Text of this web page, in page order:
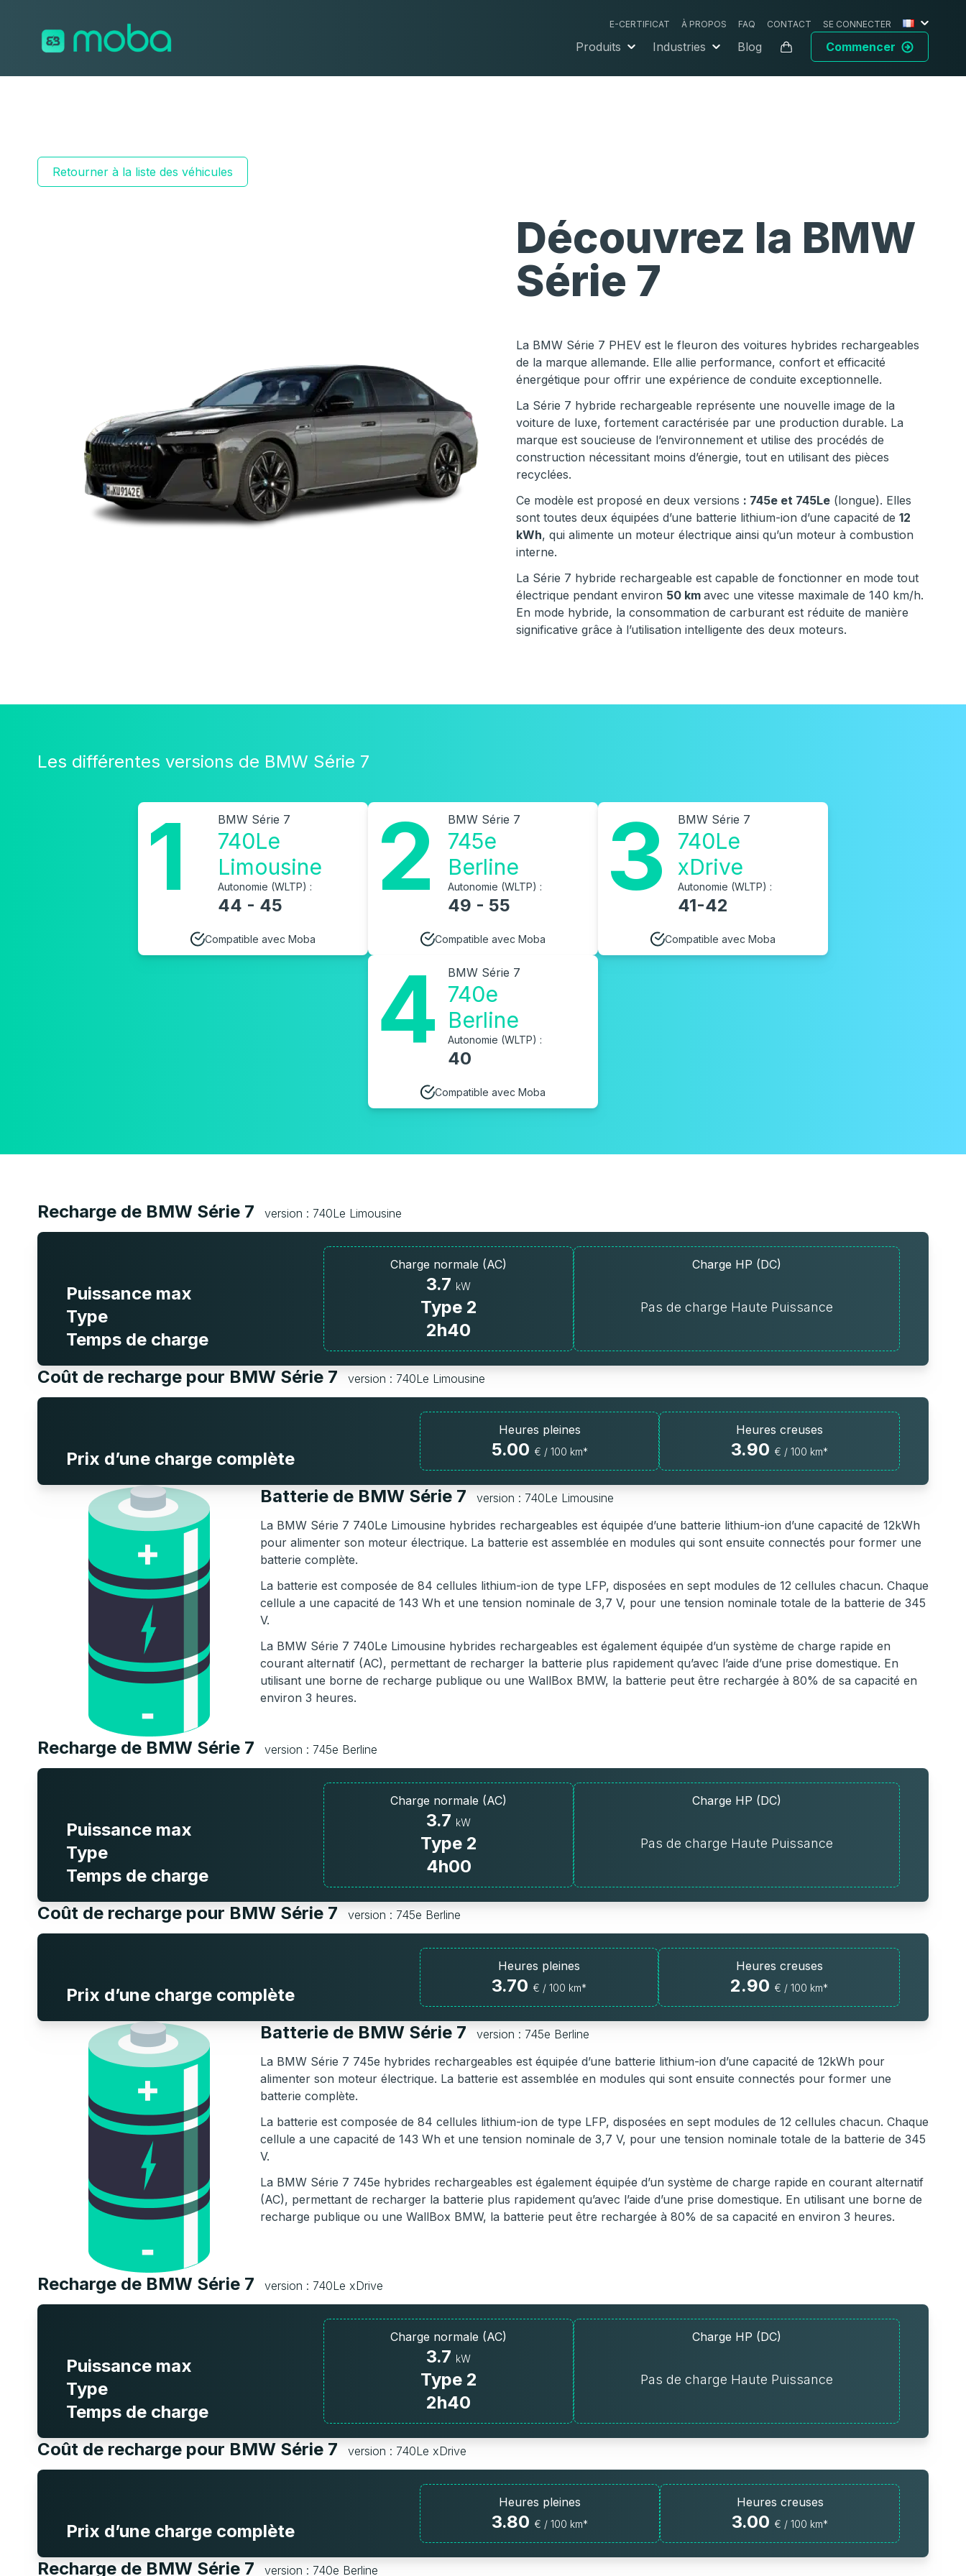
E-CERTIFICAT À PROPOS FAQ CONTACT SE CONNECTER
Produits Industries Blog Commencer
Retourner à la liste des véhicules
Découvrez la BMW
Série 7
La BMW Série 7 PHEV est le fleuron des voitures hybrides rechargeables
de la marque allemande. Elle allie performance, confort et efficacité
énergétique pour offrir une expérience de conduite exceptionnelle.
La Série 7 hybride rechargeable représente une nouvelle image de la
voiture de luxe, fortement caractérisée par une production durable. La
marque est soucieuse de l’environnement et utilise des procédés de
construction nécessitant moins d’énergie, tout en utilisant des pièces
recyclées.
Ce modèle est proposé en deux versions : 745e et 745Le (longue). Elles
sont toutes deux équipées d’une batterie lithium-ion d’une capacité de 12
kWh, qui alimente un moteur électrique ainsi qu’un moteur à combustion
interne.
La Série 7 hybride rechargeable est capable de fonctionner en mode tout
électrique pendant environ 50 km avec une vitesse maximale de 140 km/h.
En mode hybride, la consommation de carburant est réduite de manière
significative grâce à l’utilisation intelligente des deux moteurs.
Les différentes versions de BMW Série 7
1 BMW Série 7
740Le
Limousine
Autonomie (WLTP) :
44 - 45
Compatible avec Moba
2 BMW Série 7
745e
Berline
Autonomie (WLTP) :
49 - 55
Compatible avec Moba
3 BMW Série 7
740Le
xDrive
Autonomie (WLTP) :
41-42
Compatible avec Moba
4 BMW Série 7
740e
Berline
Autonomie (WLTP) :
40
Compatible avec Moba
Recharge de BMW Série 7 version : 740Le Limousine
Puissance max
Type
Temps de charge
Charge normale (AC)
3.7 kW
Type 2
2h40
Charge HP (DC)
Pas de charge Haute Puissance
Coût de recharge pour BMW Série 7 version : 740Le Limousine
Prix d’une charge complète
Heures pleines
5.00 € / 100 km*
Heures creuses
3.90 € / 100 km*
Batterie de BMW Série 7
version : 740Le Limousine
La BMW Série 7 740Le Limousine hybrides rechargeables est équipée d’une batterie lithium-ion d’une capacité de 12kWh
pour alimenter son moteur électrique. La batterie est assemblée en modules qui sont ensuite connectés pour former une
batterie complète.
La batterie est composée de 84 cellules lithium-ion de type LFP, disposées en sept modules de 12 cellules chacun. Chaque
cellule a une capacité de 143 Wh et une tension nominale de 3,7 V, pour une tension nominale totale de la batterie de 345
V.
La BMW Série 7 740Le Limousine hybrides rechargeables est également équipée d’un système de charge rapide en
courant alternatif (AC), permettant de recharger la batterie plus rapidement qu’avec l’aide d’une prise domestique. En
utilisant une borne de recharge publique ou une WallBox BMW, la batterie peut être rechargée à 80% de sa capacité en
environ 3 heures.
Recharge de BMW Série 7 version : 745e Berline
Puissance max
Type
Temps de charge
Charge normale (AC)
3.7 kW
Type 2
4h00
Charge HP (DC)
Pas de charge Haute Puissance
Coût de recharge pour BMW Série 7 version : 745e Berline
Prix d’une charge complète
Heures pleines
3.70 € / 100 km*
Heures creuses
2.90 € / 100 km*
Batterie de BMW Série 7
version : 745e Berline
La BMW Série 7 745e hybrides rechargeables est équipée d’une batterie lithium-ion d’une capacité de 12kWh pour
alimenter son moteur électrique. La batterie est assemblée en modules qui sont ensuite connectés pour former une
batterie complète.
La batterie est composée de 84 cellules lithium-ion de type LFP, disposées en sept modules de 12 cellules chacun. Chaque
cellule a une capacité de 143 Wh et une tension nominale de 3,7 V, pour une tension nominale totale de la batterie de 345
V.
La BMW Série 7 745e hybrides rechargeables est également équipée d’un système de charge rapide en courant alternatif
(AC), permettant de recharger la batterie plus rapidement qu’avec l’aide d’une prise domestique. En utilisant une borne de
recharge publique ou une WallBox BMW, la batterie peut être rechargée à 80% de sa capacité en environ 3 heures.
Recharge de BMW Série 7 version : 740Le xDrive
Puissance max
Type
Temps de charge
Charge normale (AC)
3.7 kW
Type 2
2h40
Charge HP (DC)
Pas de charge Haute Puissance
Coût de recharge pour BMW Série 7 version : 740Le xDrive
Prix d’une charge complète
Heures pleines
3.80 € / 100 km*
Heures creuses
3.00 € / 100 km*
Recharge de BMW Série 7 version : 740e Berline